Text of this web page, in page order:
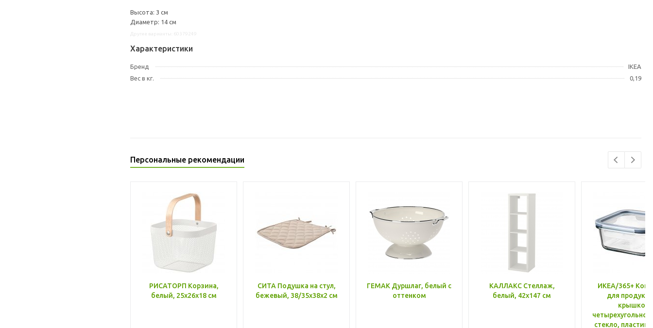
Высота: 3 см
Диаметр: 14 см
Характеристики
Бренд
IKEA
Вес в кг.
0,19
Персональные рекомендации
РИСАТОРП Корзина,
белый, 25x26x18 см
СИТА Подушка на стул,
бежевый, 38/35x38x2 см
ГЕМАК Дуршлаг, белый с
оттенком
КАЛЛАКС Стеллаж,
белый, 42x147 см
ИКЕА/365+
для
крышкой,
стекло, пластик